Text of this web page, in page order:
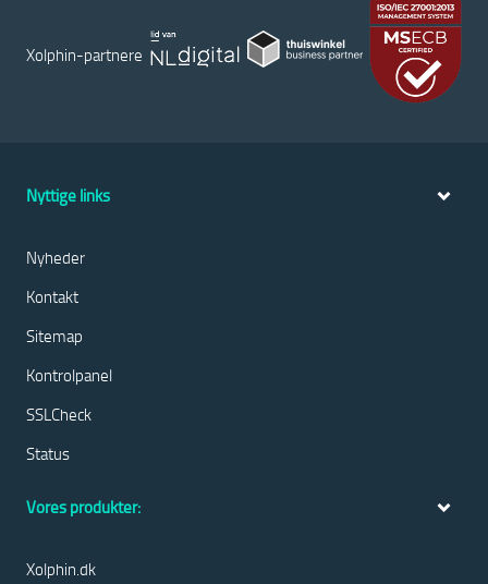
Xolphin-partnere
Nyttige links
Nyheder
Kontakt
Sitemap
Kontrolpanel
SSLCheck
Status
Vores produkter:
Xolphin.dk